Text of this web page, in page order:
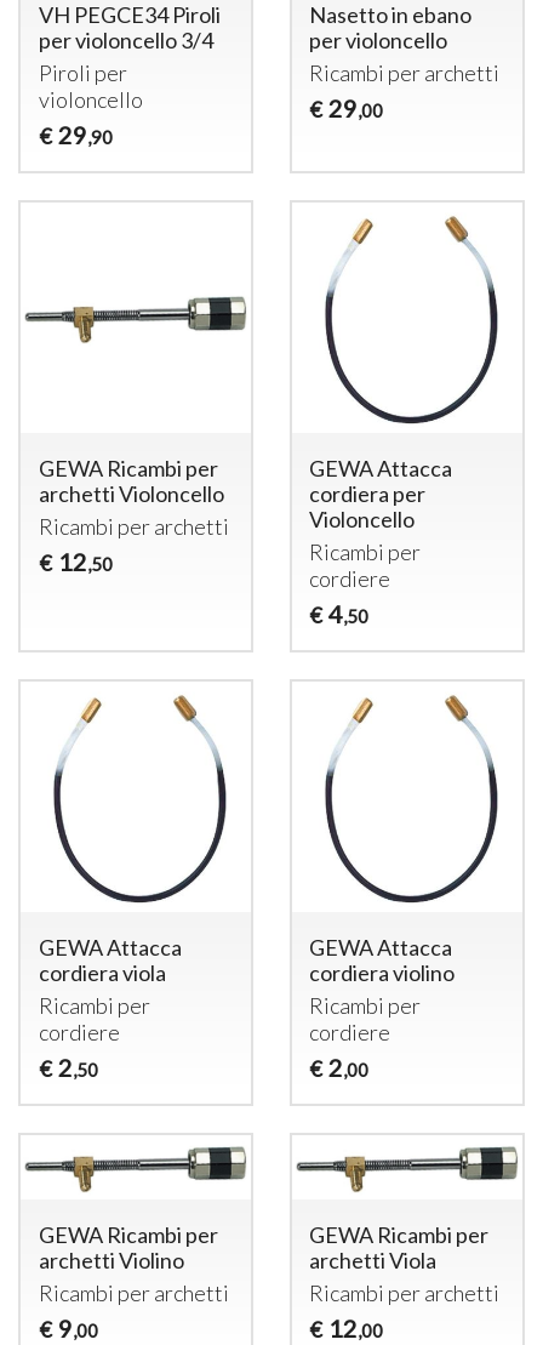
VH PEGCE34 Piroli
per violoncello 3/4
Piroli per
violoncello
€ 29,90
Nasetto in ebano
per violoncello
Ricambi per archetti
€ 29,00
GEWA Ricambi per
archetti Violoncello
Ricambi per archetti
€ 12,50
GEWA Attacca
cordiera per
Violoncello
Ricambi per
cordiere
€ 4,50
GEWA Attacca
cordiera viola
Ricambi per
cordiere
€ 2,50
GEWA Attacca
cordiera violino
Ricambi per
cordiere
€ 2,00
GEWA Ricambi per
archetti Violino
Ricambi per archetti
€ 9,00
GEWA Ricambi per
archetti Viola
Ricambi per archetti
€ 12,00